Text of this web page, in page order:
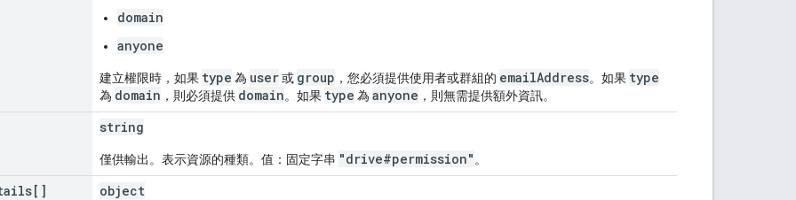
domain
anyone
建立權限時，如果 type 為 user或 group ，您必須提供使用者或群組的 emailAddress。如果 type
為 domain ，則必須提供 domain。如果 type 為 anyone ，則無需提供額外資訊。
string
僅供輸出。表示資源的種類。值：固定字串 "drive#permission" 。
object